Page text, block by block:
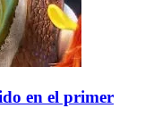
en el primer